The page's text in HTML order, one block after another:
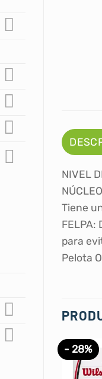
NIVEL
Tiene
para
Pelota
- 28%